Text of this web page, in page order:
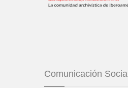
Comunicación Social